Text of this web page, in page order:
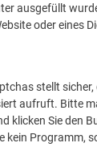
ausgefüllt
oder eines
stellt
aufruft. Bitte
klicken Sie den
kein Programm,